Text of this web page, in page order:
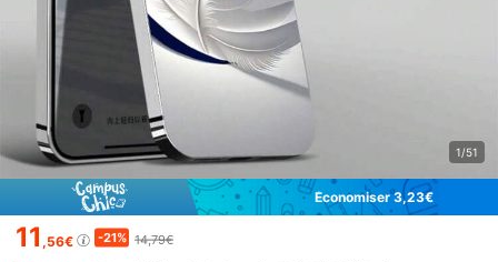
1/51
Économiser 3,23€
11 ,56€ -21% 14,79€